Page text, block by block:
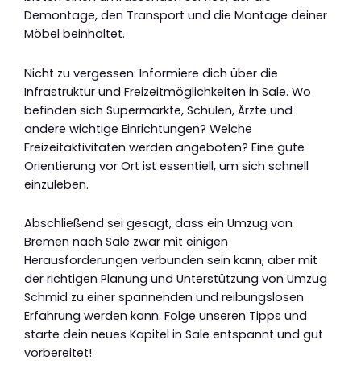
Demontage, den Transport und die Montage deiner
Möbel beinhaltet.
Nicht zu vergessen: Informiere dich über die
Infrastruktur und Freizeitmöglichkeiten in Sale. Wo
befinden sich Supermärkte, Schulen, Ärzte und
andere wichtige Einrichtungen? Welche
Freizeitaktivitäten werden angeboten? Eine gute
Orientierung vor Ort ist essentiell, um sich schnell
einzuleben.
Abschließend sei gesagt, dass ein Umzug von
Bremen nach Sale zwar mit einigen
Herausforderungen verbunden sein kann, aber mit
der richtigen Planung und Unterstützung von Umzug
Schmid zu einer spannenden und reibungslosen
Erfahrung werden kann. Folge unseren Tipps und
starte dein neues Kapitel in Sale entspannt und gut
vorbereitet!